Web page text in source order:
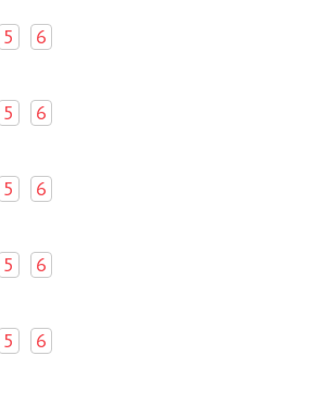
5 6
5 6
5 6
5 6
5 6